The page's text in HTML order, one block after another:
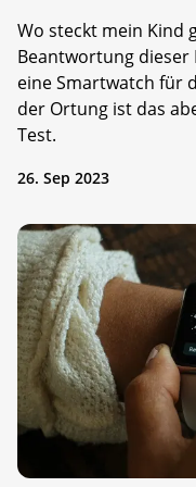
Wo steckt mein Kind
Beantwortung dieser
eine Smartwatch für
der Ortung ist das
Test.
26. Sep 2023